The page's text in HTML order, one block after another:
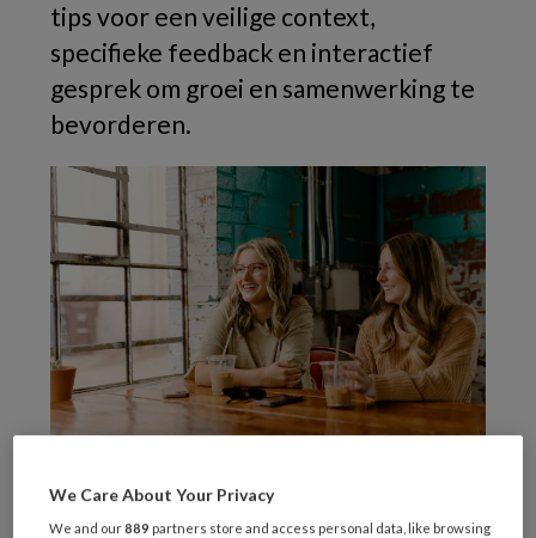
tips voor een veilige context,
specifieke feedback en interactief
gesprek om groei en samenwerking te
bevorderen.
Het geven van mondelinge feedback is een
essentiële vaardigheid in de zorgsector. Of het
We Care About Your Privacy
We and our889 partners store and access personal data, like browsing